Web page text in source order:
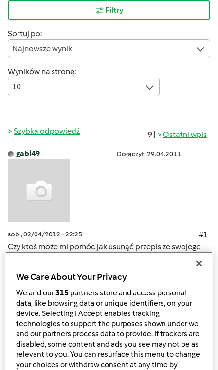
Filtry
Sortuj po:
Najnowsze wyniki
Wyników na stronę:
10
9 | Ostatni wpis
Szybka odpowiedź
gabi49 Dołączył : 29.04.2011
sob., 02/04/2012 - 22:25
#1
Czy ktoś może mi pomóc jak usunąć przepis ze swojego
przemieszczenie pomiędzy kategoriami. Nie wiem czy tak
można?
Góra strony
Zalogujlub zarejestruj sięaby dodawać
komentarze
We Care About Your Privacy
We and our315 partners store and access personal
data, like browsing data or unique identifiers, on your
device. Selecting I Accept enables tracking
technologies to support the purposes shown under we
and our partners process data to provide. If trackers are
disabled, some content and ads you see may not be as
relevant to you. You can resurface this menu to change
your choices or withdraw consent at any time by